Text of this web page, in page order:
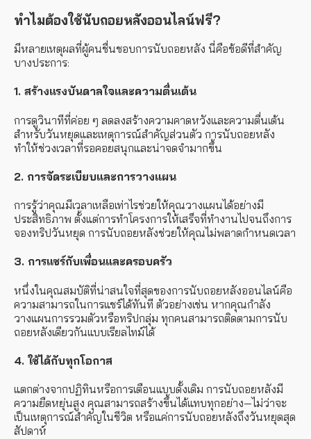
ทำไมต้องใช้นับถอยหลังออนไลน์ฟรี?
มีหลายเหตุผลที่ผู้คนชื่นชอบการนับถอยหลัง นี่คือข้อดีที่สำคัญ
บางประการ:
1. สร้างแรงบันดาลใจและความตื่นเต้น
การดูวินาทีที่ค่อย ๆ ลดลงสร้างความคาดหวังและความตื่นเต้น
สำหรับวันหยุดและเหตุการณ์สำคัญส่วนตัว การนับถอยหลัง
ทำให้ช่วงเวลาที่รอคอยสนุกและน่าจดจำมากขึ้น
2. การจัดระเบียบและการวางแผน
การรู้ว่าคุณมีเวลาเหลือเท่าไรช่วยให้คุณวางแผนได้อย่างมี
ประสิทธิภาพ ตั้งแต่การทำโครงการให้เสร็จที่ทำงานไปจนถึงการ
จองทริปวันหยุด การนับถอยหลังช่วยให้คุณไม่พลาดกำหนดเวลา
3. การแชร์กับเพื่อนและครอบครัว
หนึ่งในคุณสมบัติที่น่าสนใจที่สุดของการนับถอยหลังออนไลน์คือ
ความสามารถในการแชร์ได้ทันที ตัวอย่างเช่น หากคุณกำลัง
วางแผนการรวมตัวหรือทริปกลุ่ม ทุกคนสามารถติดตามการนับ
ถอยหลังเดียวกันแบบเรียลไทม์ได้
4. ใช้ได้กับทุกโอกาส
แตกต่างจากปฏิทินหรือการเตือนแบบดั้งเดิม การนับถอยหลังมี
ความยืดหยุ่นสูง คุณสามารถสร้างขึ้นได้แทบทุกอย่าง—ไม่ว่าจะ
เป็นเหตุการณ์สำคัญในชีวิต หรือแค่การนับถอยหลังถึงวันหยุดสุด
สัปดาห์